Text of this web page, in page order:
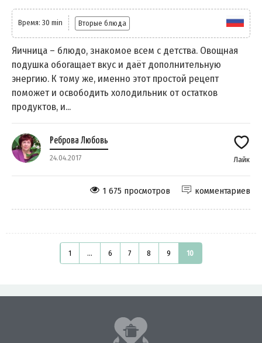
Время: 30 min Вторые блюда
Яичница – блюдо, знакомое всем с детства. Овощная
подушка обогащает вкус и даёт дополнительную
энергию. К тому же, именно этот простой рецепт
поможет и освободить холодильник от остатков
продуктов, и...
Реброва Любовь
24.04.2017 Лайк
комментариев
1 675 просмотров
1 ... 6 7 8 9 10